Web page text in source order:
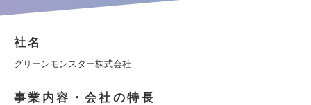
社名
グリーンモンスター株式会社
事業内容・会社の特長